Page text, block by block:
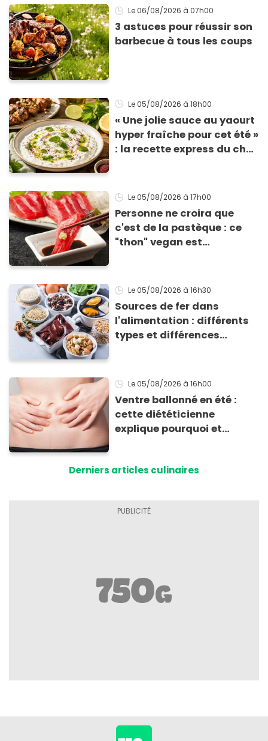
Le 06/08/2026 à 07h00
3 astuces pour réussir son
barbecue à tous les coups
Le 05/08/2026 à 18h00
« Une jolie sauce au yaourt
hyper fraîche pour cet été »
: la recette express du chef
grillades
Le 05/08/2026 à 17h00
Personne ne croira que
c'est de la pastèque : ce
"thon" vegan est
Le 05/08/2026 à 16h30
Sources de fer dans
l'alimentation : différents
types et différences
Le 05/08/2026 à 16h00
Ventre ballonné en été :
cette diététicienne
explique pourquoi et
Derniers articles culinaires